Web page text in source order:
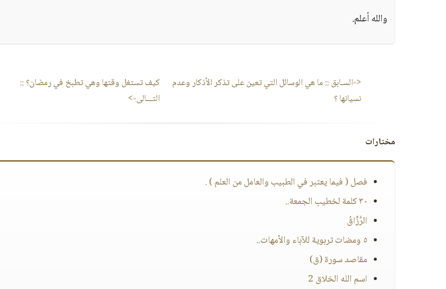
والله أعلم.
<-السـابق :: ما هي الوسائل التي تعين على تذكر الأذكار وعدم
نسيانها ؟
كيف تستغل وقتها وهي تطبخ في رمضان؟ ::
التـــالى->
مختارات
فصل ( فيما يعتبر في الطبيب والعامل من العلم ) .
٣٠ كلمة لخطيب الجمعة..
الرَّزَّاقُ
٥ ومضات تربوية للآباء والأمهات..
مقاصد سورة (ق)
اسم الله الخلاق 2